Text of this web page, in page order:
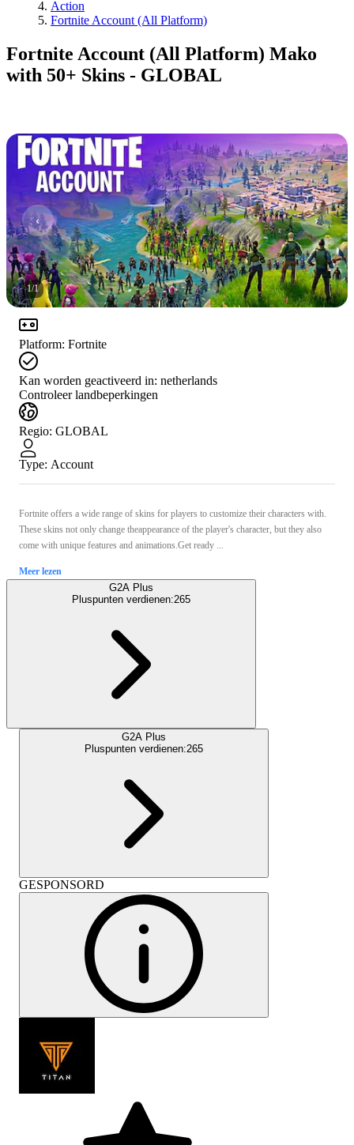
Action
Fortnite Account (All Platform)
Fortnite Account (All Platform) Mako
with 50+ Skins - GLOBAL
1/1
Platform: Fortnite
Kan worden geactiveerd in: netherlands
Controleer landbeperkingen
Regio: GLOBAL
Type: Account
Fortnite offers a wide range of skins for players to customize their characters with.
These skins not only change theappearance of the player's character, but they also
come with unique features and animations.Get ready ...
Meer lezen
G2A Plus
Pluspunten verdienen:265
G2A Plus
Pluspunten verdienen:265
GESPONSORD